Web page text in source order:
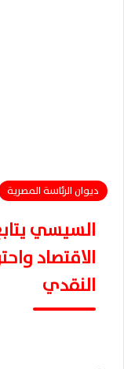
ديوان الرئاسة المصرية
السيسي
الاقتصاد
النقدي